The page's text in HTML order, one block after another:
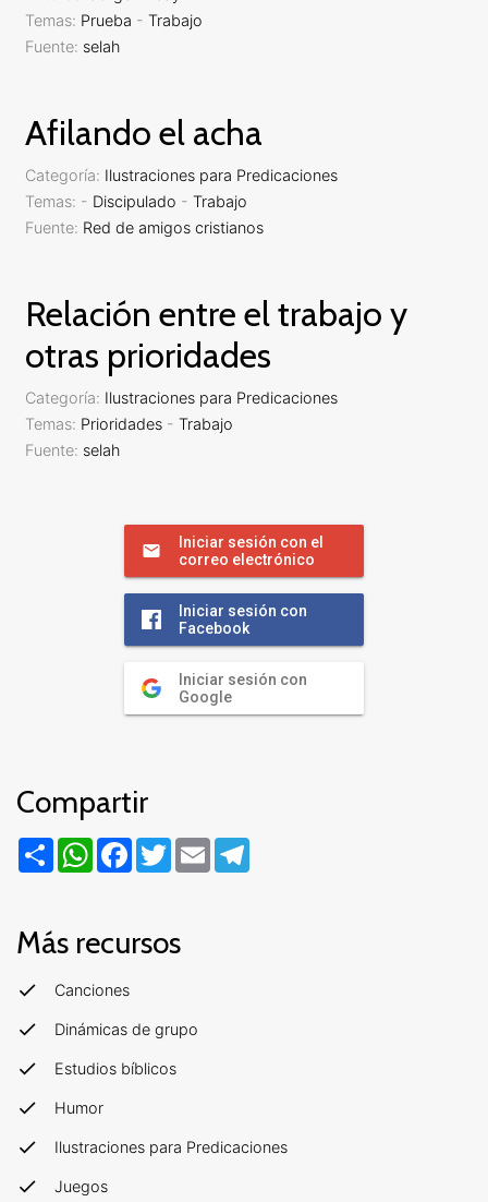
Temas: Prueba - Trabajo
Fuente: selah
Afilando el acha
Categoría: Ilustraciones para Predicaciones
Temas: - Discipulado - Trabajo
Fuente: Red de amigos cristianos
Relación entre el trabajo y
otras prioridades
Categoría: Ilustraciones para Predicaciones
Temas: Prioridades - Trabajo
Fuente: selah
Iniciar sesión con el
correo electrónico
Iniciar sesión con
Facebook
Iniciar sesión con
Google
Compartir
CompartirWhatsAppFacebook
TwitterEmail
Más recursos
Canciones
Dinámicas de grupo
Estudios bíblicos
Humor
Ilustraciones para Predicaciones
Juegos